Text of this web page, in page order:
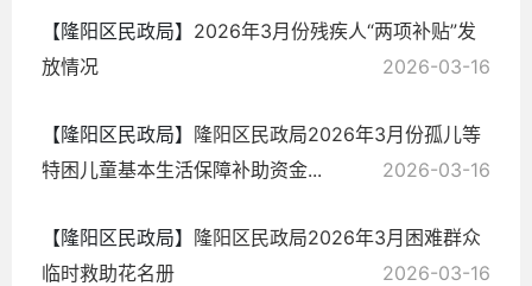
【隆阳区民政局】 2026年3月份残疾人“两项补贴”发
放情况
2026-03-16
【隆阳区民政局】 隆阳区民政局2026年3月份孤儿等
特困儿童基本生活保障补助资金...
2026-03-16
【隆阳区民政局】 隆阳区民政局2026年3月困难群众
临时救助花名册
2026-03-16